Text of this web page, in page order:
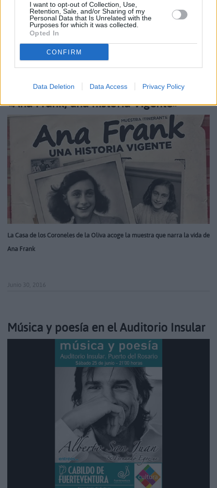
I want to opt-out of Collection, Use,
Retention, Sale, and/or Sharing of my
Personal Data that Is Unrelated with the
Purposes for which it was collected.
Opted In
CONFIRM
Data Deletion Data Access Privacy Policy
asillas del Ángel celebra sus fiestas en honor a
Santa Ana
Julio 4, 2016
«Ana Frank, una historia Vigente»
La Casa de los Coroneles de la Oliva acoge la muestra que narra la vida de
Ana Frank
Junio 30, 2016
Música y poesía en el Auditorio Insular